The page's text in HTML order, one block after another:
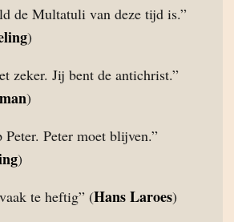
de Multatuli van deze tijd is.”
)
zeker. Jij bent de antichrist.”
)
Peter moet blijven.”
)
te heftig” (Hans Laroes)